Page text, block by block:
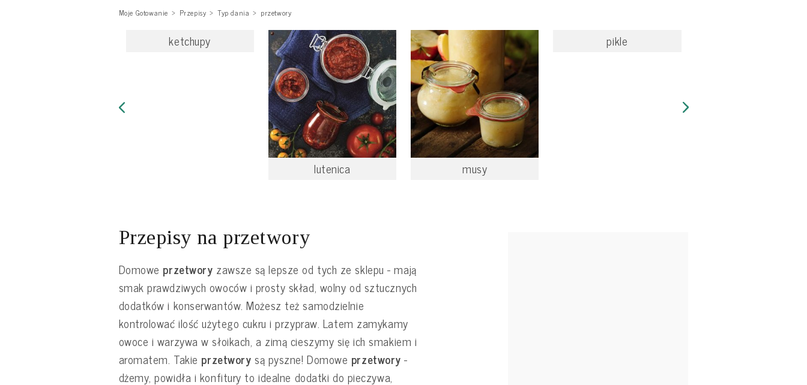
Moje Gotowanie Przepisy Typ dania przetwory
ketchupy
lutenica musy
pikle
Przepisy na przetwory
Domowe przetwory zawsze są lepsze od tych ze sklepu - mają
smak prawdziwych owoców i prosty skład, wolny od sztucznych
dodatków i konserwantów. Możesz też samodzielnie
kontrolować ilość użytego cukru i przypraw. Latem zamykamy
owoce i warzywa w słoikach, a zimą cieszymy się ich smakiem i
aromatem. Takie przetwory są pyszne! Domowe przetwory -
dżemy, powidła i konfitury to idealne dodatki do pieczywa,